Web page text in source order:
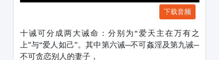
下载音频
十诫可分成两大诫命：分别为“爱天主在万有之
上”与“爱人如己”。其中第六诫─不可姦淫及第九诫─
不可贪恋别人的妻子，